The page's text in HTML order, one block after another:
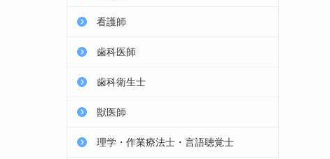
看護師
歯科医師
歯科衛生士
獣医師
理学・作業療法士・言語聴覚士